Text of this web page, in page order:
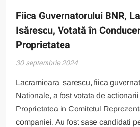
Fiica Guvernatorului BNR,
Isărescu, Votată în
Proprietatea
30 septembrie 2024
Lacramioara Isarescu, fiica
Nationale, a fost votata de
Proprietatea in Comitetul
companiei. Au fost sase candidati